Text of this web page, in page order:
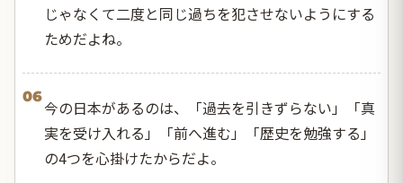
じゃなくて二度と同じ過ちを犯させないようにする
ためだよね。
06
今の日本があるのは、「過去を引きずらない」「真
実を受け入れる」「前へ進む」「歴史を勉強する」
の4つを心掛けたからだよ。